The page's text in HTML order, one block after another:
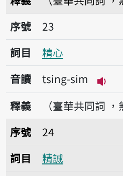
序號23精心
序號
23
詞目
精心
音讀
tsing-sim
播
釋義
（臺華共同詞 ，
序號24精誠
序號
24
詞目
精誠